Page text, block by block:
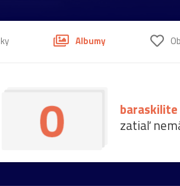
Albumy
baraskilite
zatiaľ